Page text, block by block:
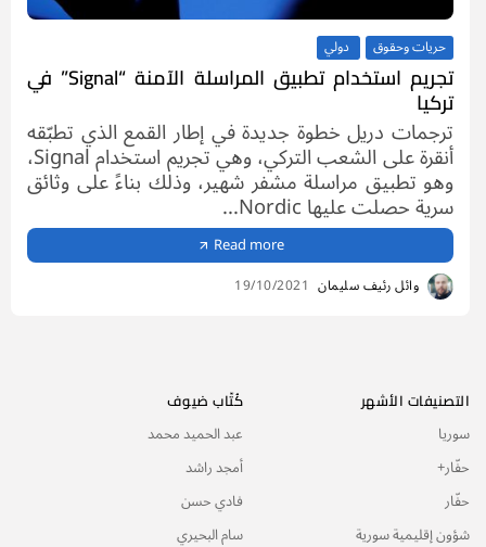
حريات وحقوق دولي
تجريم استخدام تطبيق المراسلة الآمنة “Signal” في
تركيا
ترجمات دريل خطوة جديدة في إطار القمع الذي تطبّقه
أنقرة على الشعب التركي، وهي تجريم استخدام Signal،
وهو تطبيق مراسلة مشفر شهير، وذلك بناءً على وثائق
سرية حصلت عليها Nordic...
Read more
وائل رئيف سليمان 19/10/2021
التصنيفات الأشهر
سوريا
حفّار+
حفّار
شؤون إقليمية سورية
كُتّاب ضيوف
عبد الحميد محمد
أمجد راشد
فادي حسن
سام البحيري